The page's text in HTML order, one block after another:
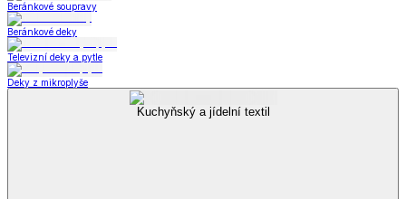
Beránkové soupravy
Beránkové deky
Televizní deky a pytle
Deky z mikroplyše
Kuchyňský a jídelní textil